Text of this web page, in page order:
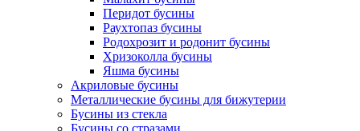
Перидот бусины
Раухтопаз бусины
Родохрозит и родонит бусины
Хризоколла бусины
Яшма бусины
Акриловые бусины
Металлические бусины для бижутерии
Бусины из стекла